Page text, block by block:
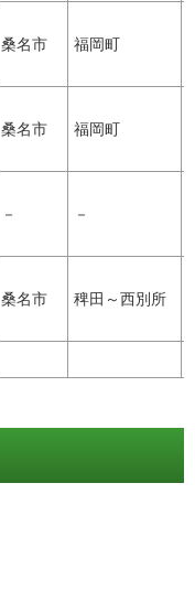
桑名市 福岡町
桑名市 福岡町
－ －
桑名市 稗田～西別所